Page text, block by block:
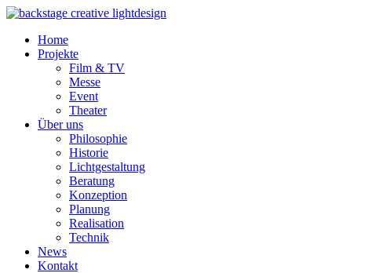
Home
Projekte
Film & TV
Messe
Event
Theater
Über uns
Philosophie
Historie
Lichtgestaltung
Beratung
Konzeption
Planung
Realisation
Technik
News
Kontakt